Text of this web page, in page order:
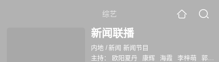
综艺
新闻联播
内地 /新闻 新闻节目
主持：
欧阳夏丹 康辉 海霞 李梓萌
郭志坚